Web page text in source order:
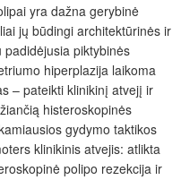
yra dažna gerybinė
jų būdingi architektūrinės ir
piktybinės
hiperplazija laikoma
– pateikti klinikinį atvejį ir
histeroskopinės
gydymo taktikos
klinikinis atvejis: atlikta
polipo rezekcija ir